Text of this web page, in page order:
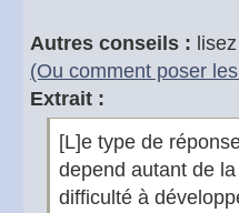
Autres conseils :
(Ou comment poser
Extrait :
[L]e type de
depend autant de
difficulté à